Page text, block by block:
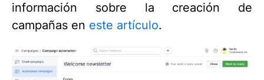
información sobre la creación de
campañas en este artículo.